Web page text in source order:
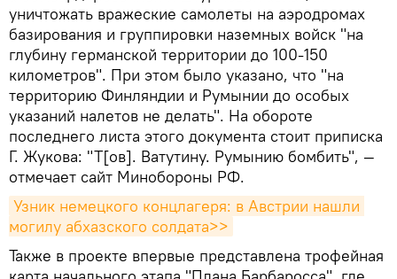
уничтожать вражеские самолеты на аэродромах
базирования и группировки наземных войск "на
глубину германской территории до 100-150
километров". При этом было указано, что "на
территорию Финляндии и Румынии до особых
указаний налетов не делать". На обороте
последнего листа этого документа стоит приписка
Г. Жукова: "Т[ов]. Ватутину. Румынию бомбить", —
отмечает сайт Минобороны РФ.
Узник немецкого концлагеря: в Австрии нашли
могилу абхазского солдата>>
Также в проекте впервые представлена трофейная